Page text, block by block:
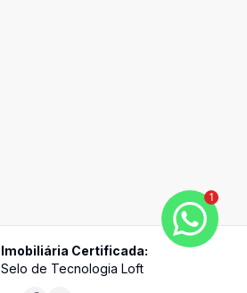
Imobiliária Certificada:
Selo de Tecnologia Loft
1